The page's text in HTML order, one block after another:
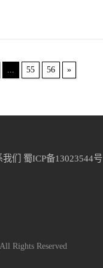
... 55 56 »
们 蜀ICP备13023544号
Rights Reserved